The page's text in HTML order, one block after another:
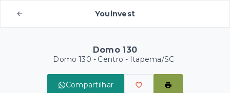
Youinvest
Domo 130
Domo 130 - Centro - Itapema/SC
Compartilhar